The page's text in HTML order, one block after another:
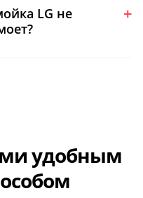
LG не
удобным